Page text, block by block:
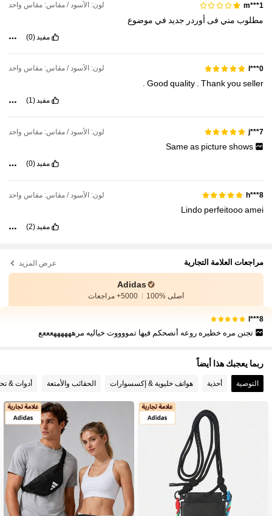
m***1 لون: الأسود / مقاس: مقاس واحد
مطلوب مني فى أوردر جديد في موضوع
مفيد (0)
l***0 لون: الأسود / مقاس: مقاس واحد
Good quality Thankyou seller
مفيد (1)
j***7 لون: الأسود / مقاس: مقاس واحد
Sameas pictureshows
مفيد(0)
8***h لون: الأسود / مقاس: مقاس واحد
Lindo perfeitoooamei
مفيد(2)
مراجعات العلامة التجارية عرض المزيد
Adidas
أصلي %100 5000+ مراجعات
l***8
تجنن مره خطيره روعه أنصحكم فيها تمووووت خياليه مرههههههعععع
ربما يعجبك هذا أيضاً
التوصية أحذية هواتف خليوية & إكسسوارات الحقائب والأمتعة أدوات &